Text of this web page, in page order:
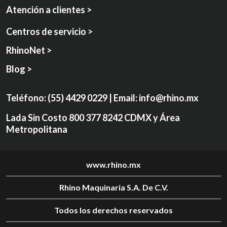
Atención a clientes >
Centros de servicio >
RhinoNet >
Blog >
Teléfono:(55) 4429 0229 | Email:info@rhino.mx
Lada Sin Costo 800 377 8242CDMX y Área
Metropolitana
www.rhino.mx
Rhino Maquinaria S.A. De C.V.
Todos los derechos reservados